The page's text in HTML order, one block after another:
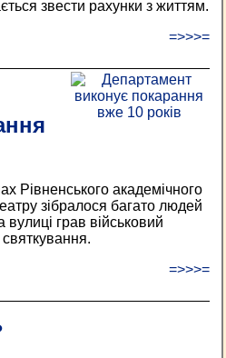
звести рахунки з життям.
=>>>=
Рівненського академічного
зібралося багато людей
грав військовий
=>>>=